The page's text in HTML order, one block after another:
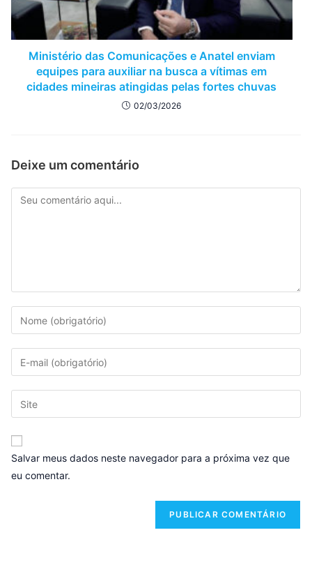
Ministério das Comunicações e Anatel enviam
equipes para auxiliar na busca a vítimas em
cidades mineiras atingidas pelas fortes chuvas
02/03/2026
Deixe um comentário
Salvar meus dados neste navegador para a próxima vez que
eu comentar.